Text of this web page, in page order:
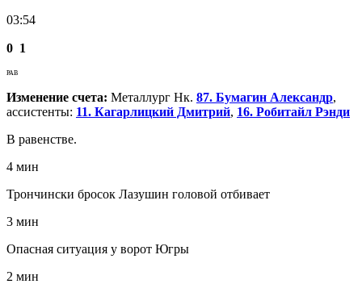
03:54
0 1
РАВ
Изменение счета: Металлург Нк. 87. Бумагин Александр,
ассистенты: 11. Кагарлицкий Дмитрий, 16. Робитайл Рэнди
В равенстве.
4 мин
Трончински бросок Лазушин головой отбивает
3 мин
Опасная ситуация у ворот Югры
2 мин